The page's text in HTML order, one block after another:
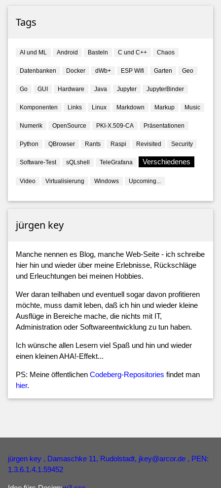
Tags
AI und ML Android Basteln C und C++ Chaos
Datenbanken Docker dWb+ ESP Wifi Garten Geo
Go GUI Hardware Java Jupyter JupyterBinder
Komponenten Links Linux Markdown Markup Music
Numerik OpenSource PKI-X.509-CA Präsentationen
Python QBrowser Rants Raspi Revisited Security
Software-Test sQLshell TeleGrafana Verschiedenes
Video Virtualisierung Windows Upcoming...
jürgen key
Manche nennen es Blog, manche Web-Seite - ich schreibe
hier hin und wieder über meine Erlebnisse, Rückschläge
und Erleuchtungen bei meinen Hobbies.
Wer daran teilhaben und eventuell sogar davon profitieren
möchte, muss damit leben, daß ich hin und wieder kleine
Ausflüge in Bereiche mache, die nichts mit IT,
Administration oder Softwareentwicklung zu tun haben.
Ich wünsche allen Lesern viel Spaß und hin und wieder
einen kleinen AHA!-Effekt...
PS: Meine öffentlichen Codeberg-Repositories findet man
hier.
jürgen key , Damaschke 11, Rudolstadt, jkey@arcor.de , PEN:
1.3.6.1.4.1.59452